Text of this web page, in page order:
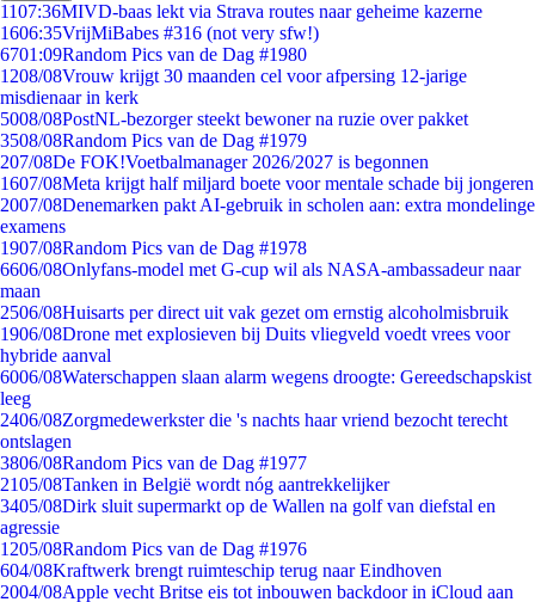
1107:36MIVD-baas lekt via Strava routes naar geheime kazerne
1606:35VrijMiBabes #316 (not very sfw!)
6701:09Random Pics van de Dag #1980
1208/08Vrouw krijgt 30 maanden cel voor afpersing 12-jarige
misdienaar in kerk
5008/08PostNL-bezorger steekt bewoner na ruzie over pakket
3508/08Random Pics van de Dag #1979
207/08De FOK!Voetbalmanager 2026/2027 is begonnen
1607/08Meta krijgt half miljard boete voor mentale schade bij jongeren
2007/08Denemarken pakt AI-gebruik in scholen aan: extra mondelinge
examens
1907/08Random Pics van de Dag #1978
6606/08Onlyfans-model met G-cup wil als NASA-ambassadeur naar
maan
2506/08Huisarts per direct uit vak gezet om ernstig alcoholmisbruik
1906/08Drone met explosieven bij Duits vliegveld voedt vrees voor
hybride aanval
6006/08Waterschappen slaan alarm wegens droogte: Gereedschapskist
leeg
2406/08Zorgmedewerkster die 's nachts haar vriend bezocht terecht
ontslagen
3806/08Random Pics van de Dag #1977
2105/08Tanken in België wordt nóg aantrekkelijker
3405/08Dirk sluit supermarkt op de Wallen na golf van diefstal en
agressie
1205/08Random Pics van de Dag #1976
604/08Kraftwerk brengt ruimteschip terug naar Eindhoven
2004/08Apple vecht Britse eis tot inbouwen backdoor in iCloud aan